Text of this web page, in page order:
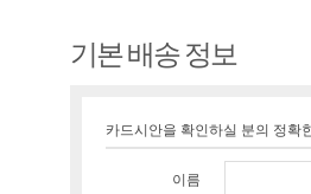
기본 배송 정보
카드시안을 확인하실 분의 정확
이름